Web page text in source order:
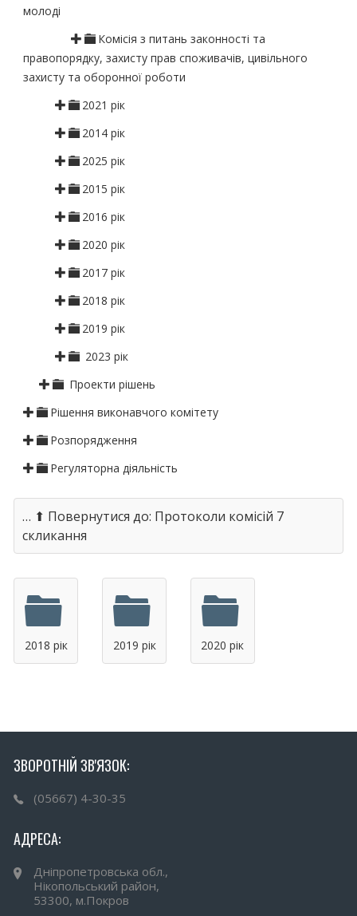
молоді
Комісія з питань законності та
правопорядку, захисту прав споживачів, цивільного
захисту та оборонної роботи
2021 рік
2014 рік
2025 рік
2015 рік
2016 рік
2020 рік
2017 рік
2018 рік
2019 рік
2023 рік
Проекти рішень
Рішення виконавчого комітету
Розпорядження
Регуляторна діяльність
… ⬆ Повернутися до: Протоколи комісій 7
скликання
2018 рік 2019 рік 2020 рік
ЗВОРОТНІЙ ЗВ'ЯЗОК:
(05667) 4-30-35
АДРЕСА:
Дніпропетровська обл.,
Нікопольський район,
53300, м.Покров